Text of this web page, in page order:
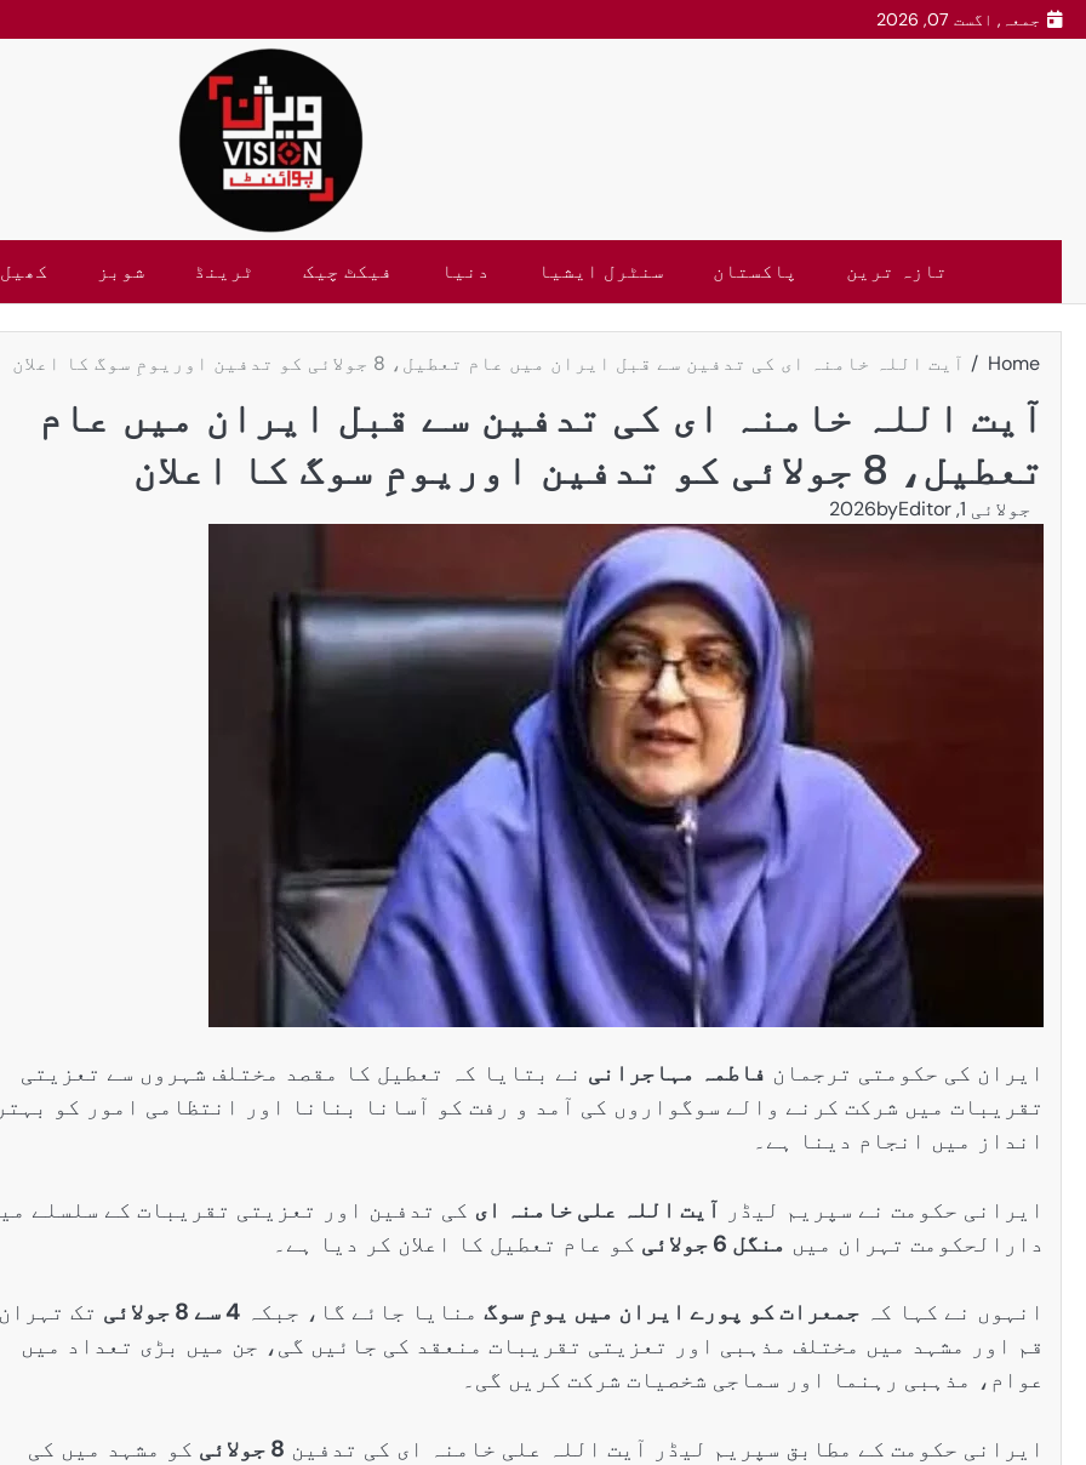
جمعہ, اگست 07, 2026
تازہ ترین پاکستان سنٹرل ایشیا دنیا فیکٹ چیک ٹرینڈ شوبز کھیل
Home آیت اللہ خامنہ ای کی تدفین سے قبل ایران میں عام تعطیل، 8 جولائی کو تدفین اوریومِ سوگ کا اعلان
آیت اللہ خامنہ ای کی تدفین سے قبل ایران میں عام
تعطیل، 8 جولائی کو تدفین اوریومِ سوگ کا اعلان
جولائی 1, 2026 byEditor
ایران کی حکومتی ترجمان فاطمہ مہاجرانی نے بتایا کہ تعطیل کا مقصد مختلف شہروں سے تعزیتی
تقریبات میں شرکت کرنے والے سوگواروں کی آمد و رفت کو آسانا بنانا اور انتظامی امور کو بہتر
انداز میں انجام دینا ہے۔
ایرانی حکومت نے سپریم لیڈر آیت اللہ علی خامنہ ای کی تدفین اور تعزیتی تقریبات کے سلسلے
دارالحکومت تہران میں منگل 6 جولائی کو عام تعطیل کا اعلان کر دیا ہے۔
انہوں نے کہا کہ جمعرات کو پورے ایران میں یومِ سوگ منایا جائے گا، جبکہ 4 سے 8 جولائی
تک
قم اور مشہد میں مختلف مذہبی اور تعزیتی تقریبات منعقد کی جائیں گی، جن میں بڑی تعداد میں
عوام، مذہبی رہنما اور سماجی شخصیات شرکت کریں گی۔
ایرانی حکومت کے مطابق سپریم لیڈر آیت اللہ علی خامنہ ای کی تدفین 8 جولائی
کو مشہد میں کی
اور علاقائی روابط
پر اتفاق
سنٹرل ایشیا
پاکستان،قازقستان،ازبکستان
اورتاجکستان کے درمیان
تجارت،سرمایہ کاری
اورعلاقائی روابط بڑھانے پر
اتفاق
Editor جولائی 25, 2026
صرف
امریکا
صلاحیت